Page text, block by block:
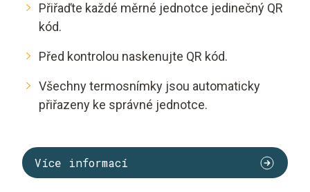
Přiřaďte každé měrné jednotce jedinečný QR
kód.
Před kontrolou naskenujte QR kód.
Všechny termosnímky jsou automaticky
přiřazeny ke správné jednotce.
Více informací